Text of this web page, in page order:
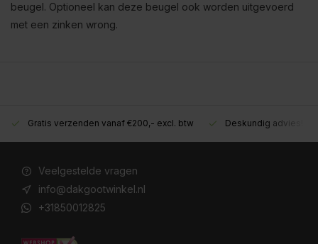
beugel. Optioneel kan deze beugel ook worden uitgevoerd
met een zinken wrong.
Gratis verzenden vanaf €200,- excl. btw Deskundig advies!
Veelgestelde vragen
info@dakgootwinkel.nl
+31850012825